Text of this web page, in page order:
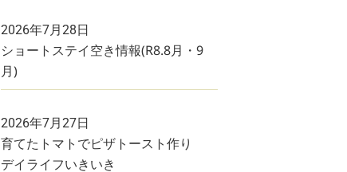
2026年7月28日
ショートステイ空き情報(R8.8月・9
月)
2026年7月27日
育てたトマトでピザトースト作り
デイライフいきいき